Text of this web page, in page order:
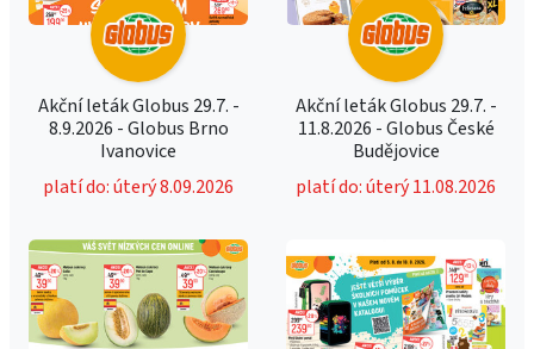
Akční leták Globus 29.7. -
8.9.2026 - Globus Brno
Ivanovice
platí do: úterý 8.09.2026
Akční leták Globus 29.7. -
11.8.2026 - Globus České
Budějovice
platí do: úterý 11.08.2026